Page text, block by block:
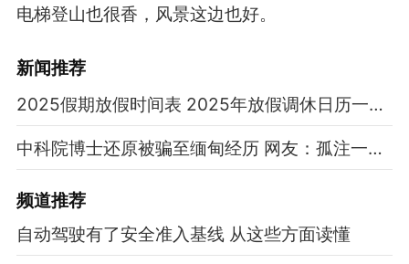
电梯登山也很香，风景这边也好。
新闻推荐
2025假期放假时间表 2025年放假调休日历一览表
中科院博士还原被骗至缅甸经历 网友：孤注一掷现实版
频道推荐
自动驾驶有了安全准入基线 从这些方面读懂